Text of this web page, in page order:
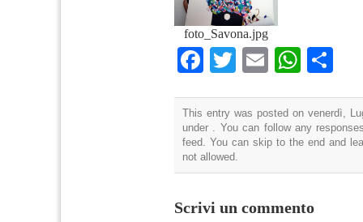
foto_Savona.jpg
Facebook
TwitterEmail
This entry was posted on venerdì,
under . You can follow any
feed. You can skip to the end and
not allowed.
Scrivi un commento